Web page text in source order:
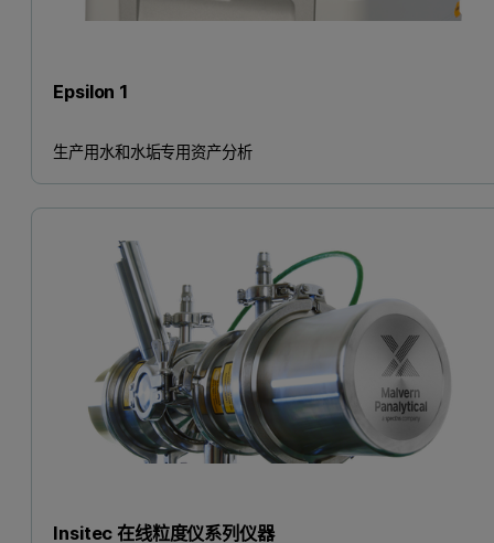
Epsilon 1
生产用水和水垢专用资产分析
Insitec 在线粒度仪系列仪器